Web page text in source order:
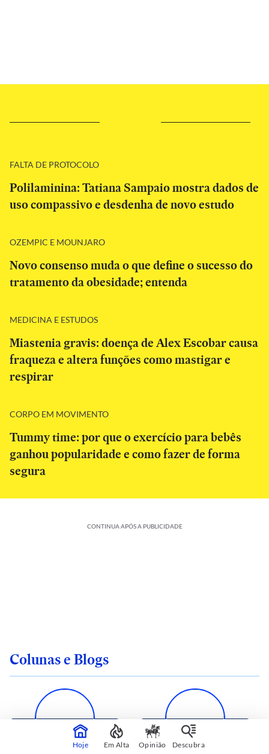
FALTA DE PROTOCOLO
Polilaminina: Tatiana Sampaio mostra dados de
uso compassivo e desdenha de novo estudo
OZEMPIC E MOUNJARO
Novo consenso muda o que define o sucesso do
tratamento da obesidade; entenda
MEDICINA E ESTUDOS
Miastenia gravis: doença de Alex Escobar causa
fraqueza e altera funções como mastigar e
respirar
CORPO EM MOVIMENTO
Tummy time: por que o exercício para bebês
ganhou popularidade e como fazer de forma
segura
CONTINUA APÓS A PUBLICIDADE
Colunas e Blogs
Hoje Em Alta Opinião Descubra